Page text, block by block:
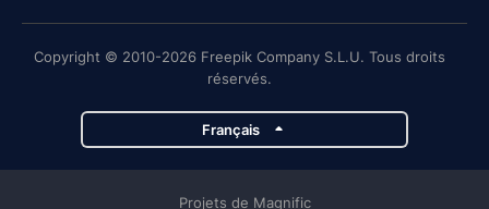
Copyright © 2010-2026 Freepik Company S.L.U. Tous droits
réservés.
Français
Projets de Magnific